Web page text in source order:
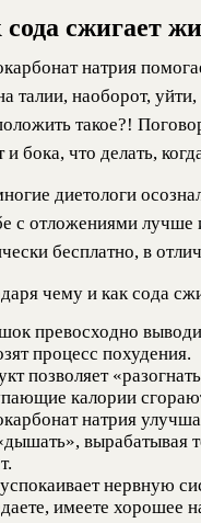
сжигает
натрия
талии, наоборот,
такое?!
и бока, что делать,
диетологи
с отложениями
бесплатно, в
чему и как сода
превосходно
процесс похудения.
позволяет
калории
натрия
вырабатывая
нервную
имеете хорошее